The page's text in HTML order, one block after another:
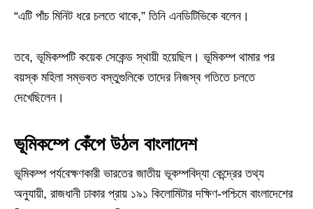
“এটি পাঁচ মিনিট ধরে চলতে থাকে,” তিনি এনডিটিভিকে বলেন।
তবে, ভূমিকম্পটি কয়েক সেকেন্ড স্থায়ী হয়েছিল। ভূমিকম্প থামার পর
বয়স্ক মহিলা সম্ভবত বস্তুগুলিকে তাদের নিজস্ব গতিতে চলতে
দেখেছিলেন।
ভূমিকম্পে কেঁপে উঠল বাংলাদেশ
ভূমিকম্প পর্যবেক্ষণকারী ভারতের জাতীয় ভূকম্পবিদ্যা কেন্দ্রের তথ্য
অনুযায়ী, রাজধানী ঢাকার প্রায় ১৯১ কিলোমিটার দক্ষিণ-পশ্চিমে বাংলাদেশের